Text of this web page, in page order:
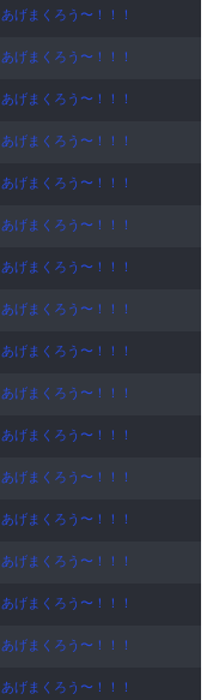
げまくろう〜！！！
げまくろう〜！！！
げまくろう〜！！！
げまくろう〜！！！
げまくろう〜！！！
げまくろう〜！！！
げまくろう〜！！！
げまくろう〜！！！
げまくろう〜！！！
げまくろう〜！！！
げまくろう〜！！！
げまくろう〜！！！
げまくろう〜！！！
げまくろう〜！！！
げまくろう〜！！！
げまくろう〜！！！
げまくろう〜！！！